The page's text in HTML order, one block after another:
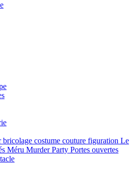
bricolage costume couture figuration Le
Méru Murder Party Portes ouvertes